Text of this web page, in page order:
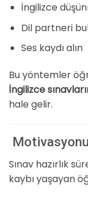
İngilizce
Dil partneri
Ses kaydı alın
Bu yöntemler
İngilizce
hale gelir.
Sınav hazırlık
kaybı yaşayan